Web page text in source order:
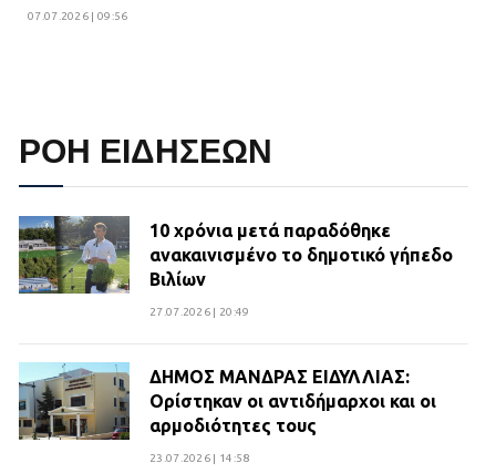
07.07.2026 | 09:56
ΡΟΗ ΕΙΔΗΣΕΩΝ
10 χρόνια μετά παραδόθηκε
ανακαινισμένο το δημοτικό γήπεδο
Βιλίων
27.07.2026 | 20:49
ΔΗΜΟΣ ΜΑΝΔΡΑΣ ΕΙΔΥΛΛΙΑΣ:
Ορίστηκαν οι αντιδήμαρχοι και οι
αρμοδιότητες τους
23.07.2026 | 14:58